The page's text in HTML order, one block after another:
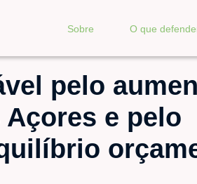
Sobre O que
pelo
e pelo